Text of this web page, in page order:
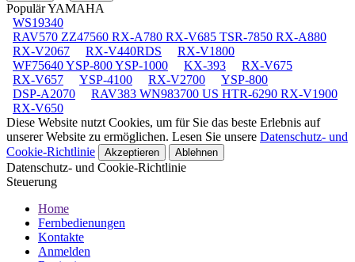
Populär YAMAHA
WS19340
RAV570 ZZ47560 RX-A780 RX-V685 TSR-7850 RX-A880
RX-V2067
RX-V440RDS
RX-V1800
WF75640 YSP-800 YSP-1000
KX-393
RX-V675
RX-V657
YSP-4100 RX-V2700
YSP-800
DSP-A2070
RAV383 WN983700 US HTR-6290 RX-V1900
RX-V650
Diese Website nutzt Cookies, um für Sie das beste Erlebnis auf
unserer Website zu ermöglichen. Lesen Sie unsere Datenschutz- und
Cookie-Richtlinie
Akzeptieren Ablehnen
Datenschutz- und Cookie-Richtlinie
Steuerung
Home
Fernbedienungen
Kontakte
Anmelden